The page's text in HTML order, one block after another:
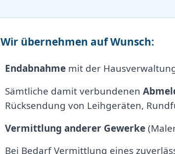
Wir übernehmen auf Wunsch:
Endabnahme mit der
Sämtliche damit verbundenen
Rücksendung von Leihgeräten,
Vermittlung anderer Gewerke
Bei Bedarf Vermittlung eines